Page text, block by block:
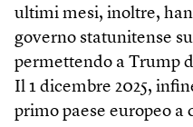
ultimi mesi, inoltre,
governo statunitense
permettendo a Trump
Il 1 dicembre 2025,
primo paese europeo a